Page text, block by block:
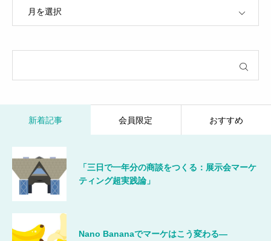
新着記事 会員限定 おすすめ
「三日で一年分の商談をつくる：展示会マーケ
ティング超実践論」
Nano Bananaでマーケはこう変わる―